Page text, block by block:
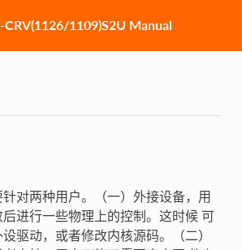
1109)S2U Manual
针对两种用户。（一）外接设备，用
进行一些物理上的控制。这时候 可
驱动，或者修改内核源码。（二）